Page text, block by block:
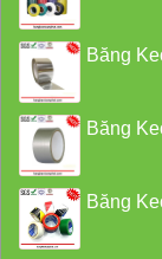
Băng
Băng
Băng